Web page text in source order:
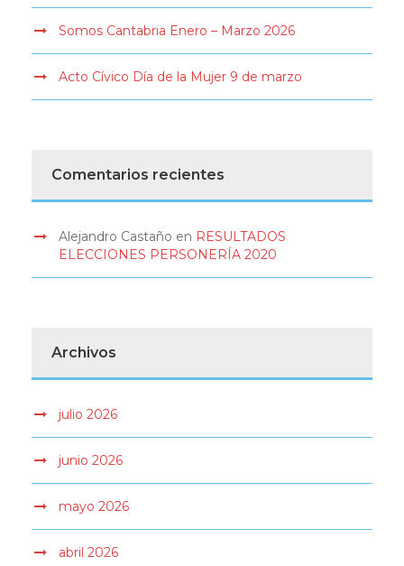
Somos Cantabria Enero – Marzo 2026
Acto Cívico Día de la Mujer 9 de marzo
Comentarios recientes
Alejandro Castaño en RESULTADOS
ELECCIONES PERSONERÍA 2020
Archivos
julio 2026
junio 2026
mayo 2026
abril 2026